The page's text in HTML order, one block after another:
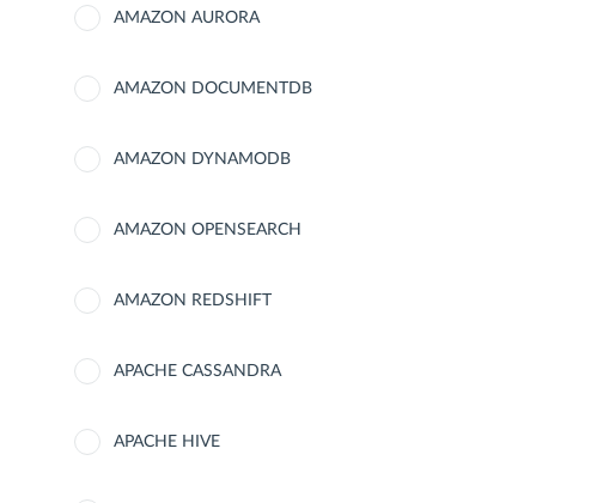
AMAZON AURORA
AMAZON DOCUMENTDB
AMAZON DYNAMODB
AMAZON OPENSEARCH
AMAZON REDSHIFT
APACHE CASSANDRA
APACHE HIVE